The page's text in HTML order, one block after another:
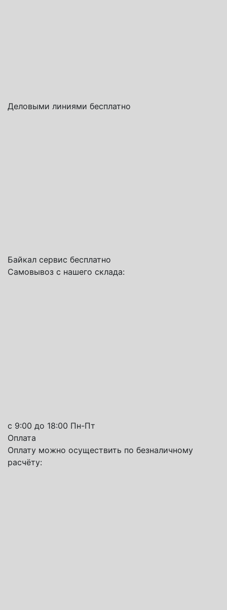
Деловыми линиями бесплатно
Байкал сервис бесплатно
Самовывоз с нашего склада:
с 9:00 до 18:00 Пн-Пт
Оплата
Оплату можно осуществить по безналичному
расчёту: